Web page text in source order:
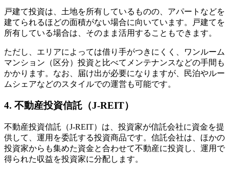
戸建て投資は、土地を所有しているものの、アパートなどを
建てられるほどの面積がない場合に向いています。戸建てを
所有している場合は、そのまま活用することもできます。
ただし、エリアによっては借り手がつきにくく、ワンルーム
マンション（区分）投資と比べてメンテナンスなどの手間も
かかります。なお、届け出が必要になりますが、民泊やルー
ムシェアなどのスタイルでの運営も可能です。
4. 不動産投資信託（J-REIT）
不動産投資信託（J-REIT）は、投資家が信託会社に資金を提
供して、運用を委託する投資商品です。信託会社は、ほかの
投資家からも集めた資金と合わせて不動産に投資し、運用で
得られた収益を投資家に分配します。